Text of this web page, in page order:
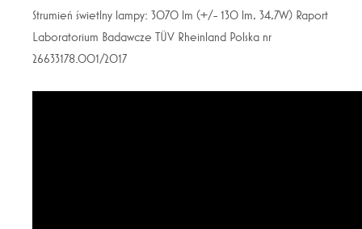
Strumień świetlny lampy: 3070 lm (+/- 130 lm, 34,7W) Raport
Laboratorium Badawcze TÜV Rheinland Polska nr
26633178.001/2017